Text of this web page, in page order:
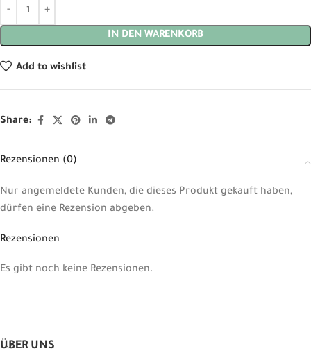
IN DEN WARENKORB
Add to wishlist
Share:
Rezensionen (0)
Rezensionen
Es gibt noch keine Rezensionen.
Nur angemeldete Kunden, die dieses Produkt gekauft haben,
dürfen eine Rezension abgeben.
ÜBER UNS